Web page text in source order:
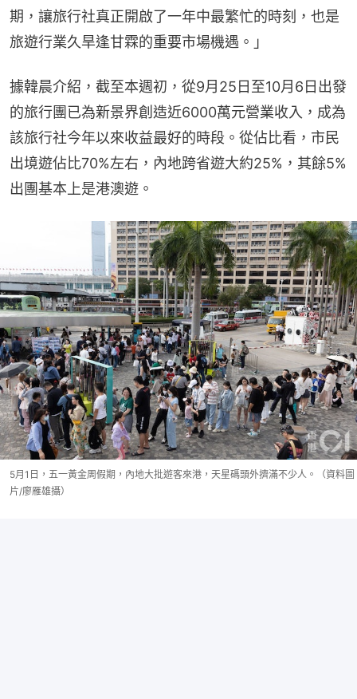
期，讓旅行社真正開啟了一年中最繁忙的時刻，也是
旅遊行業久旱逢甘霖的重要市場機遇。」
據韓晨介紹，截至本週初，從9月25日至10月6日出發
的旅行團已為新景界創造近6000萬元營業收入，成為
該旅行社今年以來收益最好的時段。從佔比看，市民
出境遊佔比70%左右，內地跨省遊大約25%，其餘5%
出團基本上是港澳遊。
5月1日，五一黃金周假期，內地大批遊客來港，天星碼頭外擠滿不少人。（資料圖
片/廖雁雄攝）